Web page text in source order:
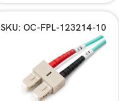
SKU: OC-FPL-123214-10